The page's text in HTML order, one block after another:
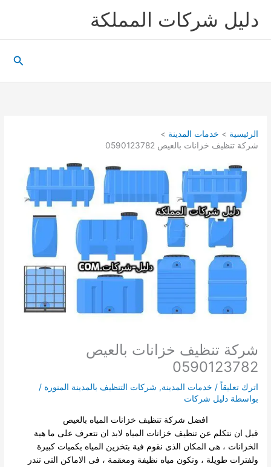
دليل شركات المملكة
الرئيسية
خدمات المدينة
شركة تنظيف خزانات بالعيص 0590123782
شركة تنظيف خزانات بالعيص
0590123782
اترك تعليقاً / خدمات المدينة, شركات التنظيف بالمدينة المنورة /
بواسطة دليل شركات
افضل شركة تنظيف خزانات المياه بالعيص
قبل ان نتكلم عن تنظيف خزانات المياه لابد ان نتعرف على ما هية
الخزانات ، هى المكان الذى نقوم فية بتخزين المياه بكميات كبيرة
ولفترات طويلة ، وتكون مياه نظيفة ومعقمة ، فى الاماكن التى تندر